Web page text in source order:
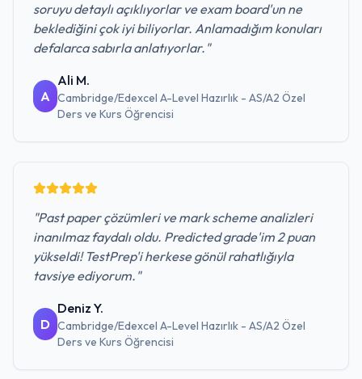
soruyu detaylı açıklıyorlar ve exam board'un ne
beklediğini çok iyi biliyorlar. Anlamadığım konuları
defalarca sabırla anlatıyorlar. "
A
Ali M.
Cambridge/Edexcel A-Level Hazırlık - AS/A2 Özel
Ders ve Kurs Öğrencisi
"Past paper çözümleri ve mark scheme analizleri
inanılmaz faydalı oldu. Predicted grade'im 2 puan
yükseldi! TestPrep'i herkese gönül rahatlığıyla
tavsiye ediyorum. "
D
Deniz Y.
Cambridge/Edexcel A-Level Hazırlık - AS/A2 Özel
Ders ve Kurs Öğrencisi